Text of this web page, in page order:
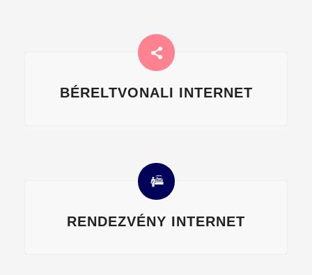
BÉRELTVONALI INTERNET
RENDEZVÉNY INTERNET